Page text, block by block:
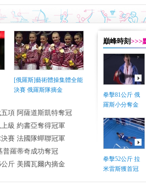
[俄羅斯]藝術體操集體全能
決賽 俄羅斯隊摘金
項 阿薩道斯凱特奪冠
級 約書亞奪得冠軍
賽 法國隊蟬聯冠軍
普羅蒂奇成功奪冠
斤 美國瓦爾內摘金
巔峰時刻>>>
拳擊81公斤 俄
羅斯小分奪金
拳擊52公斤 拉
米雷斯獲首冠